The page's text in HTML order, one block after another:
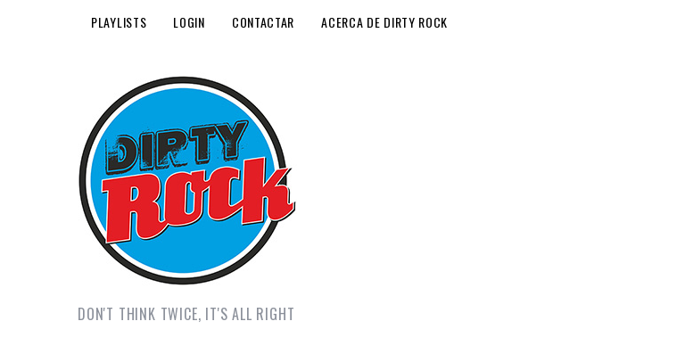
PLAYLISTS LOGIN CONTACTAR ACERCA DE DIRTY ROCK
DON'T THINK TWICE, IT'S ALL RIGHT